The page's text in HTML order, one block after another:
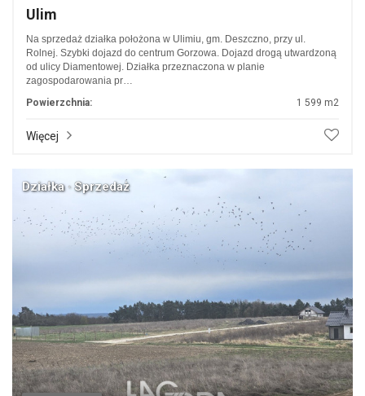
Ulim
Na sprzedaż działka położona w Ulimiu, gm. Deszczno, przy ul.
Rolnej. Szybki dojazd do centrum Gorzowa. Dojazd drogą utwardzoną
od ulicy Diamentowej. Działka przeznaczona w planie
zagospodarowania pr…
Powierzchnia:
1 599 m2
Więcej
Działka · Sprzedaż